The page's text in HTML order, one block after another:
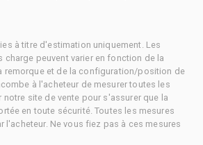
à titre d'estimation uniquement. Les
charge peuvent varier en fonction de la
remorque et de la configuration/position de
à l'acheteur de mesurer toutes les
notre site de vente pour s'assurer que la
en toute sécurité. Toutes les mesures
l'acheteur. Ne vous fiez pas à ces mesures